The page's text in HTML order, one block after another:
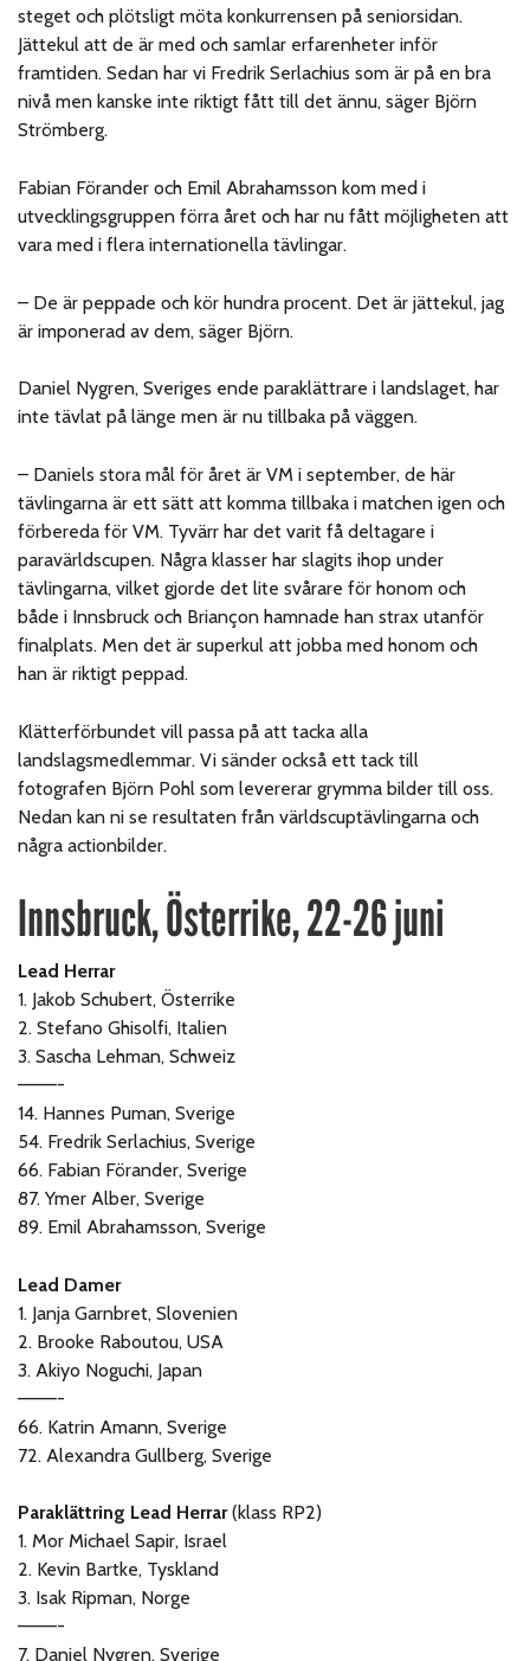
steget och plötsligt möta konkurrensen på seniorsidan.
Jättekul att de är med och samlar erfarenheter inför
framtiden. Sedan har vi Fredrik Serlachius som är på en bra
nivå men kanske inte riktigt fått till det ännu, säger Björn
Strömberg.
Fabian Förander och Emil Abrahamsson kom med i
utvecklingsgruppen förra året och har nu fått möjligheten att
vara med i flera internationella tävlingar.
– De är peppade och kör hundra procent. Det är jättekul, jag
är imponerad av dem, säger Björn.
Daniel Nygren, Sveriges ende paraklättrare i landslaget, har
inte tävlat på länge men är nu tillbaka på väggen.
– Daniels stora mål för året är VM i september, de här
tävlingarna är ett sätt att komma tillbaka i matchen igen och
förbereda för VM. Tyvärr har det varit få deltagare i
paravärldscupen. Några klasser har slagits ihop under
tävlingarna, vilket gjorde det lite svårare för honom och
både i Innsbruck och Briançon hamnade han strax utanför
finalplats. Men det är superkul att jobba med honom och
han är riktigt peppad.
Klätterförbundet vill passa på att tacka alla
landslagsmedlemmar. Vi sänder också ett tack till
fotografen Björn Pohl som levererar grymma bilder till oss.
Nedan kan ni se resultaten från världscuptävlingarna och
några actionbilder.
Innsbruck, Österrike, 22-26 juni
Lead Herrar
1. Jakob Schubert, Österrike
2. Stefano Ghisolfi, Italien
3. Sascha Lehman, Schweiz
———-
14. Hannes Puman, Sverige
54. Fredrik Serlachius, Sverige
66. Fabian Förander, Sverige
87. Ymer Alber, Sverige
89. Emil Abrahamsson, Sverige
Lead Damer
1. Janja Garnbret, Slovenien
2. Brooke Raboutou, USA
3. Akiyo Noguchi, Japan
———-
66. Katrin Amann, Sverige
72. Alexandra Gullberg, Sverige
Paraklättring Lead Herrar(klass RP2)
1. Mor Michael Sapir, Israel
2. Kevin Bartke, Tyskland
3. Isak Ripman, Norge
———-
7. Daniel Nygren, Sverige